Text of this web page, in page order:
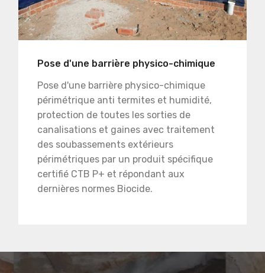
Pose d'une barrière physico-chimique
Pose d'une barrière physico-chimique
périmétrique anti termites et humidité,
protection de toutes les sorties de
canalisations et gaines avec traitement
des soubassements extérieurs
périmétriques par un produit spécifique
certifié CTB P+ et répondant aux
dernières normes Biocide.